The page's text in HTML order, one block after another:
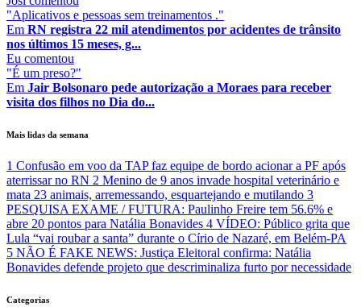
"Aplicativos e pessoas sem treinamentos ."
Em RN registra 22 mil atendimentos por acidentes de trânsito
nos últimos 15 meses, g...
Eu comentou
"É um preso?"
Em Jair Bolsonaro pede autorização a Moraes para receber
visita dos filhos no Dia do...
Mais lidas da semana
1 Confusão em voo da TAP faz equipe de bordo acionar a PF após
aterrissar no RN 2 Menino de 9 anos invade hospital veterinário e
mata 23 animais, arremessando, esquartejando e mutilando 3
PESQUISA EXAME / FUTURA: Paulinho Freire tem 56.6% e
abre 20 pontos para Natália Bonavides 4 VÍDEO: Público grita que
Lula “vai roubar a santa” durante o Círio de Nazaré, em Belém-PA
5 NÃO É FAKE NEWS: Justiça Eleitoral confirma: Natália
Bonavides defende projeto que descriminaliza furto por necessidade
Categorias